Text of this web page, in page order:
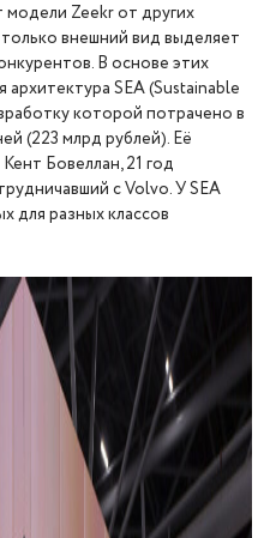
модели Zeekr от других
внешний вид выделяет
В основе этих
SEA (Sustainable
которой потрачено в
(223 млрд рублей). Её
Бовеллан, 21 год
с Volvo. У SEA
для разных классов